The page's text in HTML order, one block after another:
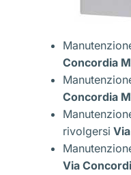
Concordia
Concordia
rivolgersi
Via